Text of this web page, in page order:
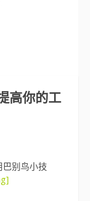
高你的工
别鸟小技